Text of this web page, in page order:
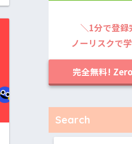
＼1分で登
ノーリスクで
完全無料!
Search